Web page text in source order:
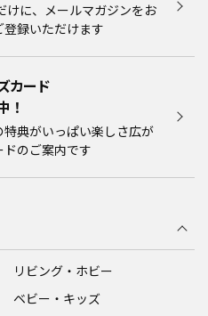
けに、メールマガジンをお
録いただけます
カード
！​​
特典がいっぱい楽しさ広が
ドのご案内です
リビング・ホビー
ベビー・キッズ